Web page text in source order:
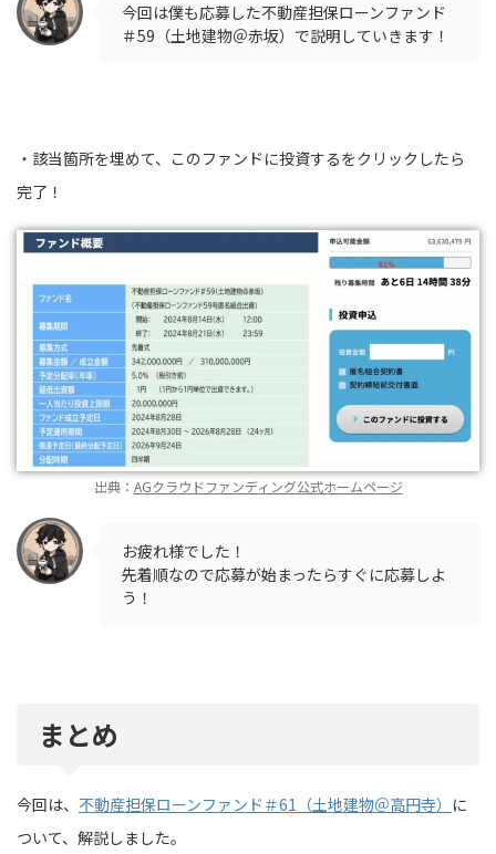
今回は僕も応募した不動産担保ローンファンド
＃59（土地建物＠赤坂）で説明していきます！
・該当箇所を埋めて、このファンドに投資するをクリックしたら
完了！
出典： AGクラウドファンディング公式ホームページ
お疲れ様でした！
先着順なので応募が始まったらすぐに応募しよ
う！
まとめ
今回は、 不動産担保ローンファンド＃61（土地建物＠高円寺） に
ついて、解説しました。